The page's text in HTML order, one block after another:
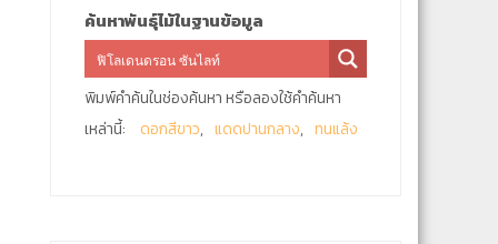
ค้นหาพันธุ์ไม้ในฐานข้อมูล
พิมพ์คำค้นในช่องค้นหา หรือลองใช้คำค้นหา
เหล่านี้:
ดอกสีขาว แดดปานกลาง ทนแล้ง